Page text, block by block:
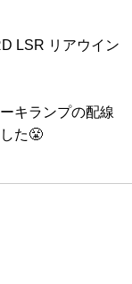
LSR リアウイン
キランプの配線
た😤